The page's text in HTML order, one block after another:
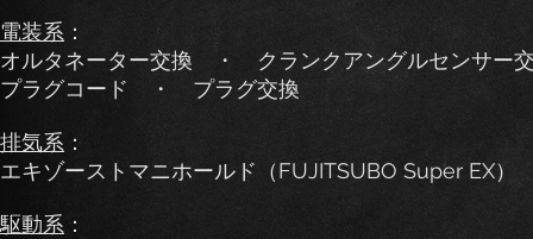
電装系 ：
オルタネーター交換 ・ クランクアングルセンサ
プラグコード ・ プラグ交換
排気系 ：
エキゾーストマニホールド（FUJITSUBO Super EX）
駆動系 ：